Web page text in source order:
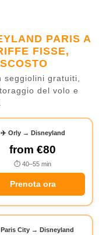
PARIS A
FISSE,
gratuiti,
del volo e
✈️ Orly → Disneyland
from€80
⏱ 40–55 min
Prenota ora
City → Disneyland